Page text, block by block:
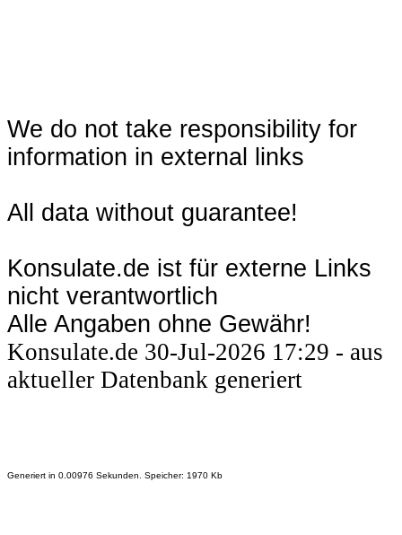
We do not take responsibility for
information in external links
All data without guarantee!
Konsulate.de ist für externe Links
nicht verantwortlich
Alle Angaben ohne Gewähr!
Konsulate.de 30-Jul-2026 17:29 - aus
aktueller Datenbank generiert
Generiert in 0.00976 Sekunden. Speicher: 1970 Kb